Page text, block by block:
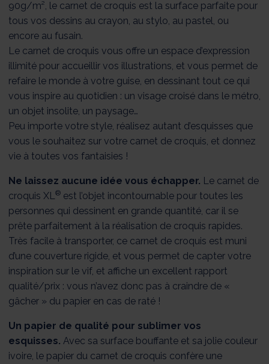
90g/m², le carnet de croquis est la surface parfaite pour
tous vos dessins au crayon, au stylo, au pastel, ou
encore au fusain.
Le carnet de croquis vous offre un espace d’expression
illimité pour accueillir vos illustrations, et vous permet de
refaire le monde à votre guise, en dessinant tout ce qui
vous inspire au quotidien : un visage croisé dans le métro,
un objet insolite, un paysage…
Peu importe votre style, réalisez autant d’esquisses que
vous le souhaitez sur votre carnet de croquis, et donnez
vie à toutes vos fantaisies !
Ne laissez aucune idée vous échapper. Le carnet de
croquis XL® est l’objet incontournable pour toutes les
personnes qui dessinent en grande quantité, car il se
prête parfaitement à la réalisation de croquis rapides.
Très facile à transporter, ce carnet de croquis est muni
d’une couverture rigide, et vous permet de capter votre
inspiration sur le vif, et affiche un excellent rapport
qualité/prix : vous n’avez donc pas à craindre de «
gâcher » du papier en cas de raté !
Un papier de qualité pour sublimer vos
esquisses. Avec sa surface bouffante et sa jolie couleur
ivoire, le papier du carnet de croquis confère une